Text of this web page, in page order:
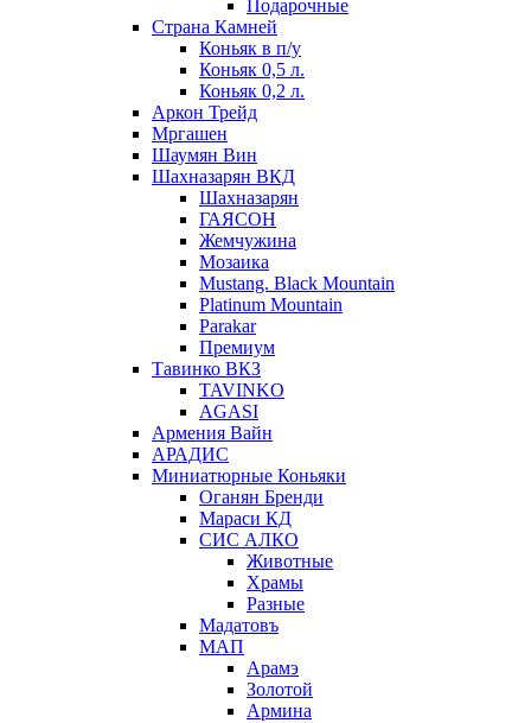
Подарочные
Страна Камней
Коньяк в п/у
Коньяк 0,5 л.
Коньяк 0,2 л.
Аркон Трейд
Мргашен
Шаумян Вин
Шахназарян ВКД
Шахназарян
ГАЯСОН
Жемчужина
Мозаика
Mustang. Black Mountain
Platinum Mountain
Parakar
Премиум
Тавинко ВКЗ
TAVINKO
AGASI
Армения Вайн
АРАДИС
Миниатюрные Коньяки
Оганян Бренди
Мараси КД
СИС АЛКО
Животные
Храмы
Разные
Мадатовъ
МАП
Арамэ
Золотой
Армина